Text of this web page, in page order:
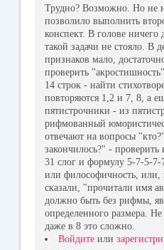
Трудно? Возможно. Но не
позволило выполнить
конспект. В голове ничего
такой задачи не стояло. В
признаков мало,
проверить
14 строк - найти
повторяются 1,2 и 7, 8, а
пятистрочники - из
рифмованный
отвечают на вопросы
закончилось?" -
31 слог и формулу 5-7-5-7-
или философичность, или,
сказали, "прочитали имя
должно быть без рифмы,
определенного размера.
даже в 8 это сложно.
Войдите или